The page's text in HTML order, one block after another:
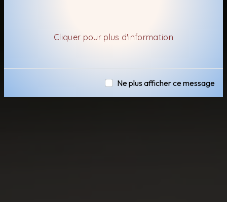
Cliquer pour plus d'information
Ne plus afficher ce message